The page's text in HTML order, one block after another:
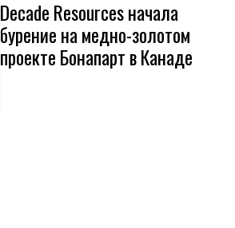
Decade Resources начала
бурение на медно-золотом
проекте Бонапарт в Канаде